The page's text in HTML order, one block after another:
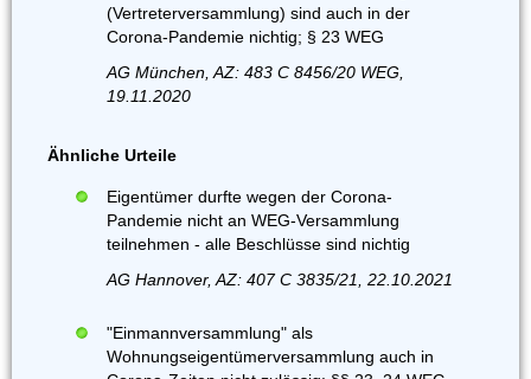
(Vertreterversammlung) sind auch in der
Corona-Pandemie nichtig; § 23 WEG
AG München, AZ: 483 C 8456/20 WEG,
19.11.2020
Ähnliche Urteile
Eigentümer durfte wegen der Corona-
Pandemie nicht an WEG-Versammlung
teilnehmen - alle Beschlüsse sind nichtig
AG Hannover, AZ: 407 C 3835/21, 22.10.2021
"Einmannversammlung" als
Wohnungseigentümerversammlung auch in